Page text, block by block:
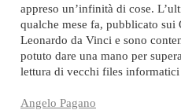
appreso un’infinità di cose.
qualche mese fa, pubblicato sui
Leonardo da Vinci e sono
potuto dare una mano per
lettura di vecchi files
Angelo Pagano